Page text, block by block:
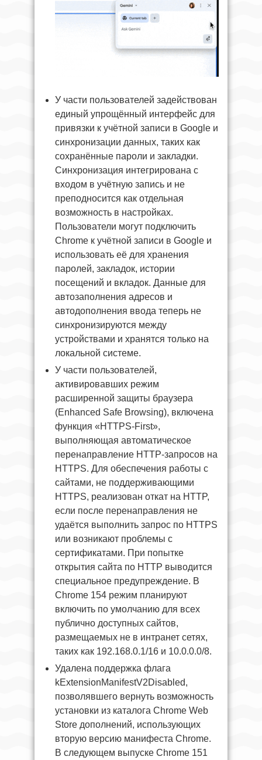
У части пользователей задействован
единый упрощённый интерфейс для
привязки к учётной записи в Google и
синхронизации данных, таких как
сохранённые пароли и закладки.
Синхронизация интегрирована с
входом в учётную запись и не
преподносится как отдельная
возможность в настройках.
Пользователи могут подключить
Chrome к учётной записи в Google и
использовать её для хранения
паролей, закладок, истории
посещений и вкладок. Данные для
автозаполнения адресов и
автодополнения ввода теперь не
синхронизируются между
устройствами и хранятся только на
локальной системе.
У части пользователей,
активировавших режим
расширенной защиты браузера
(Enhanced Safe Browsing), включена
функция «HTTPS-First»,
выполняющая автоматическое
перенаправление HTTP-запросов на
HTTPS. Для обеспечения работы с
сайтами, не поддерживающими
HTTPS, реализован откат на HTTP,
если после перенаправления не
удаётся выполнить запрос по HTTPS
или возникают проблемы с
сертификатами. При попытке
открытия сайта по HTTP выводится
специальное предупреждение. В
Chrome 154 режим планируют
включить по умолчанию для всех
публично доступных сайтов,
размещаемых не в интранет сетях,
таких как 192.168.0.1/16 и 10.0.0.0/8.
Удалена поддержка флага
kExtensionManifestV2Disabled,
позволявшего вернуть возможность
установки из каталога Chrome Web
Store дополнений, использующих
вторую версию манифеста Chrome.
В следующем выпуске Chrome 151